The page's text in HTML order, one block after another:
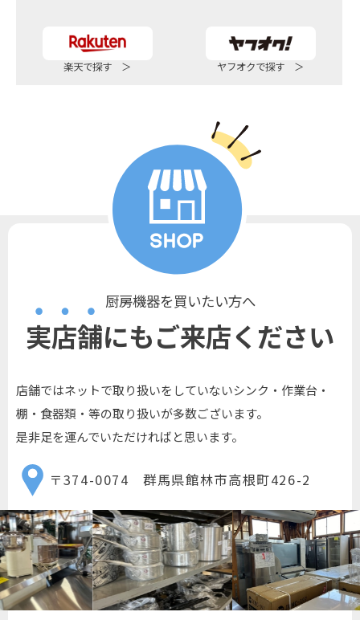
楽天で探す ＞ ヤフオクで探す ＞
厨房機器を買いたい方へ
実店舗にもご来店ください
店舗ではネットで取り扱いをしていないシンク・作業台・
棚・食器類・等の取り扱いが多数ございます。
是非足を運んでいただければと思います。
〒374-0074 群馬県館林市高根町426-2